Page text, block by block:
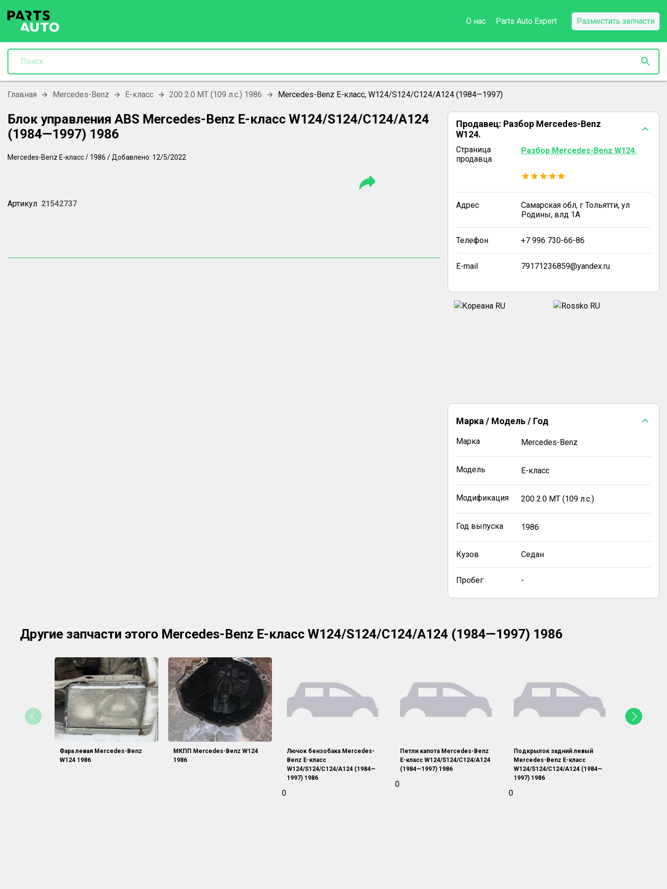
О нас Parts Auto Expert Разместить запчасти
Главная Mercedes-Benz E-класс 200 2.0 MT (109 л.с.) 1986 Mercedes-Benz E-класс, W124/S124/C124/A124 (1984—1997)
Блок управления ABS Mercedes-Benz E-класс W124/S124/C124/A124
(1984—1997) 1986
Mercedes-Benz E-класс/ 1986 / Добавлено: 12/5/2022
Артикул 21542737
Продавец: Разбор Mercedes-Benz
W124.
Страница
продавца
Разбор Mercedes-Benz W124.
Адрес
Самарская обл, г Тольятти, ул
Родины, влд 1А
Телефон +7 996 730-66-86
E-mail 79171236859@yandex.ru
Марка / Модель / Год
Марка Mercedes-Benz
Модель E-класс
Модификация 200 2.0 MT (109 л.с.)
Год выпуска 1986
Кузов Седан
Пробег -
Другие запчасти этого Mercedes-Benz E-класс W124/S124/C124/A124 (1984—1997) 1986
Фара левая Mercedes-Benz
W124 1986
МКПП Mercedes-Benz W124
1986
Лючок бензобака Mercedes-
Benz E-класс
W124/S124/C124/A124 (1984—
1997) 1986
0
Петли капота Mercedes-Benz
E-класс W124/S124/C124/A124
(1984—1997) 1986
0
Подкрылок задний левый
Mercedes-Benz E-класс
W124/S124/C124/A124 (1984—
1997) 1986
0